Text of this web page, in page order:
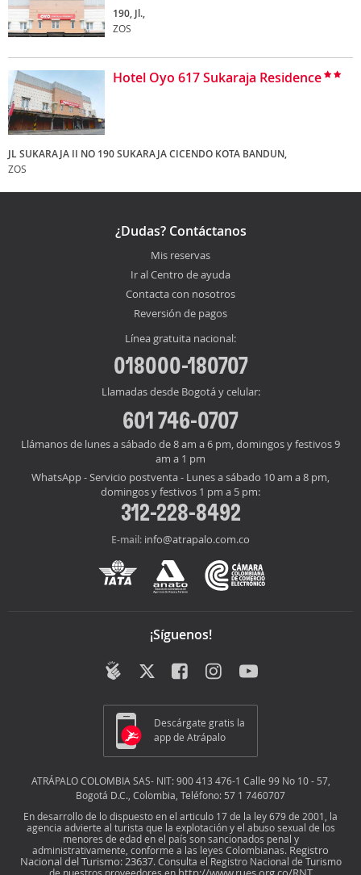
190, Jl.,
ZOS
Hotel Oyo 617 Sukaraja Residence
JL SUKARAJA II NO 190 SUKARAJA CICENDO KOTA BANDUN,
ZOS
¿Dudas? Contáctanos
Mis reservas
Ir al Centro de ayuda
Contacta con nosotros
Reversión de pagos
Línea gratuita nacional:
018000-180707
Llamadas desde Bogotá y celular:
601 746-0707
Llámanos de lunes a sábado de 8 am a 6 pm, domingos y festivos 9
am a 1 pm
WhatsApp - Servicio postventa - Lunes a sábado 10 am a 8 pm,
domingos y festivos 1 pm a 5 pm:
312-228-8492
E-mail: info@atrapalo.com.co
¡Síguenos!
Descárgate gratis la
app de Atrápalo
ATRÁPALO COLOMBIA SAS- NIT: 900 413 476-1 Calle 99 No 10 - 57,
Bogotá D.C., Colombia, Teléfono: 57 1 7460707
En desarrollo de lo dispuesto en el articulo 17 de la ley 679 de 2001, la
agencia advierte al turista que la explotación y el abuso sexual de los
menores de edad en el país son sancionados penal y
administrativamente, conforme a las leyes Colombianas. Registro
Nacional del Turismo: 23637. Consulta el Registro Nacional de Turismo